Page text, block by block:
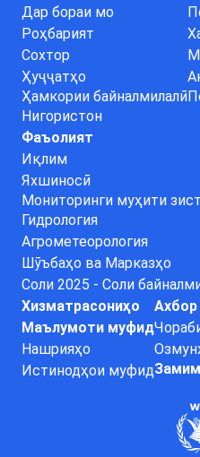
Дар бораи мо
Роҳбарият
Сохтор
Ҳуҷҷатҳо
Ҳамкории байналмилалӣ
Нигористон
Фаъолият
Иқлим
Яхшиносӣ
Мониторинги муҳити зист
Гидрология
Агрометеорология
Шӯъбаҳо ва Марказҳо
Соли 2025 - Соли
Хизматрасониҳо
Маълумоти муфид
Нашрияҳо
Истинодҳои муфид
Ахбор